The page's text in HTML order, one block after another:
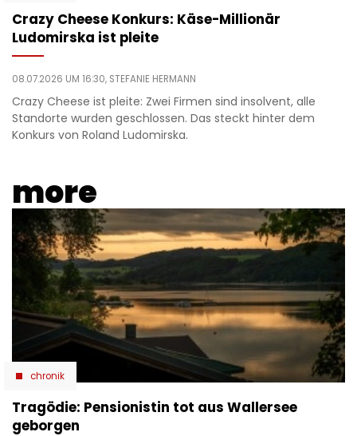
Crazy Cheese Konkurs: Käse-Millionär
Ludomirska ist pleite
08.07.2026 UM 16:30, STEFANIE HERMANN
Crazy Cheese ist pleite: Zwei Firmen sind insolvent, alle
Standorte wurden geschlossen. Das steckt hinter dem
Konkurs von Roland Ludomirska.
more
chronik
Tragödie: Pensionistin tot aus Wallersee
geborgen